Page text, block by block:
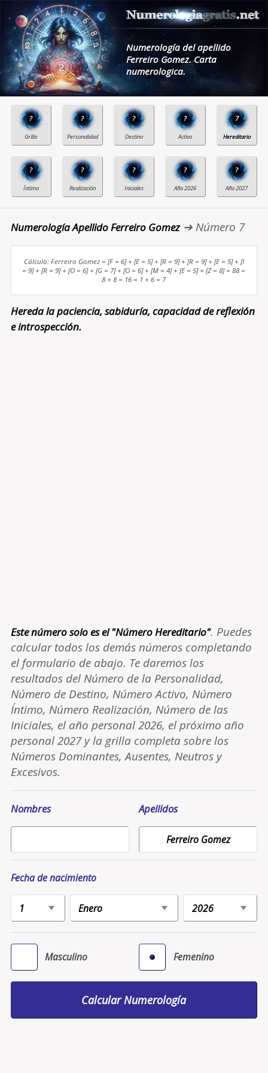
Numerología del apellido
Ferreiro Gomez. Carta
numerologica.
? ? ? ? 7
? ? ? ? ?
Numerología Apellido Ferreiro Gomez➔ Número 7
Cálculo: Ferreiro Gomez = [F = 6] + [E = 5] + [R = 9] + [R = 9] + [E = 5] + [I
= 9] + [R = 9] + [O = 6] + [G = 7] + [O = 6] + [M = 4] + [E = 5] + [Z = 8] = 88 =
8 + 8 = 16 = 1 + 6 = 7
Hereda la paciencia, sabiduría, capacidad de reflexión
e introspección.
Este número solo es el "Número Hereditario". Puedes
calcular todos los demás números completando
el formulario de abajo. Te daremos los
resultados del Número de la Personalidad,
Número de Destino, Número Activo, Número
Íntimo, Número Realización, Número de las
Iniciales, el año personal 2026, el próximo año
personal 2027 y la grilla completa sobre los
Números Dominantes, Ausentes, Neutros y
Excesivos.
Nombres Apellidos
Fecha de nacimiento
Masculino Femenino